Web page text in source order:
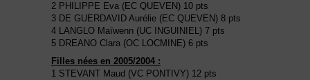
2 PHILIPPE Eva (EC QUEVEN) 10 pts
3 DE GUERDAVID Aurélie (EC QUEVEN) 8 pts
4 LANGLO Maïwenn (UC INGUINIEL) 7 pts
5 DREANO Clara (OC LOCMINE) 6 pts
Filles nées en 2005/2004 :
1 STEVANT Maud (VC PONTIVY) 12 pts